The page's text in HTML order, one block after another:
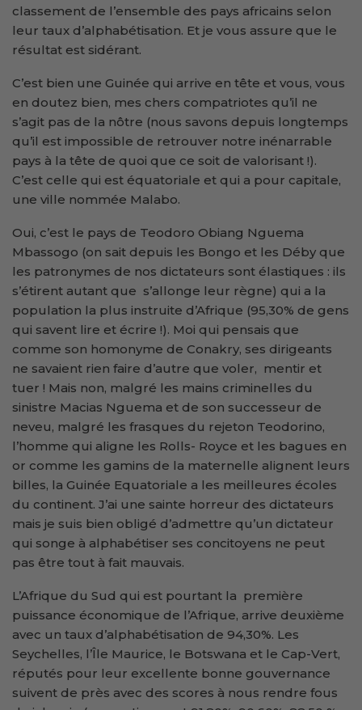
classement de l’ensemble des pays africains selon
leur taux d’alphabétisation. Et je vous assure que le
résultat est sidérant.
C’est bien une Guinée qui arrive en tête et vous, vous
en doutez bien, mes chers compatriotes qu’il ne
s’agit pas de la nôtre (nous savons depuis longtemps
qu’il est impossible de retrouver notre inénarrable
pays à la tête de quoi que ce soit de valorisant !).
C’est celle qui est équatoriale et qui a pour capitale,
une ville nommée Malabo.
Oui, c’est le pays de Teodoro Obiang Nguema
Mbassogo (on sait depuis les Bongo et les Déby que
les patronymes de nos dictateurs sont élastiques : ils
s’étirent autant que s’allonge leur règne) qui a la
population la plus instruite d’Afrique (95,30% de gens
qui savent lire et écrire !). Moi qui pensais que
comme son homonyme de Conakry, ses dirigeants
ne savaient rien faire d’autre que voler, mentir et
tuer ! Mais non, malgré les mains criminelles du
sinistre Macias Nguema et de son successeur de
neveu, malgré les frasques du rejeton Teodorino,
l’homme qui aligne les Rolls- Royce et les bagues en
or comme les gamins de la maternelle alignent leurs
billes, la Guinée Equatoriale a les meilleures écoles
du continent. J’ai une sainte horreur des dictateurs
mais je suis bien obligé d’admettre qu’un dictateur
qui songe à alphabétiser ses concitoyens ne peut
pas être tout à fait mauvais.
L’Afrique du Sud qui est pourtant la première
puissance économique de l’Afrique, arrive deuxième
avec un taux d’alphabétisation de 94,30%. Les
Seychelles, l’Île Maurice, le Botswana et le Cap-Vert,
réputés pour leur excellente bonne gouvernance
suivent de près avec des scores à nous rendre fous